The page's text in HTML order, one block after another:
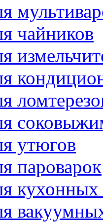
чайников
утюгов
пароварок